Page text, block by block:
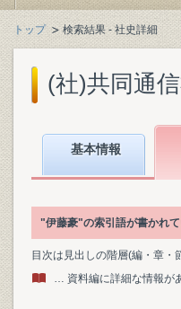
トップ 検索結果 - 社史詳細
(社)共同通
基本情報
"伊藤豪"の索引語が書かれて
目次は見出しの階層(編・章
… 資料編に詳細な情報が